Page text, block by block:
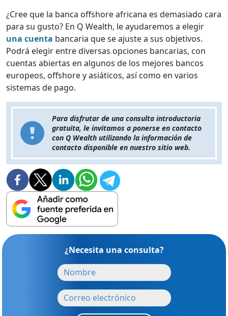
¿Cree que la banca offshore africana es demasiado cara
para su gusto? En Q Wealth, le ayudaremos a elegir
una cuenta bancaria que se ajuste a sus objetivos.
Podrá elegir entre diversas opciones bancarias, con
cuentas abiertas en algunos de los mejores bancos
europeos, offshore y asiáticos, así como en varios
sistemas de pago.
Para disfrutar de una consulta introductoria
gratuita, le invitamos a ponerse en contacto
con Q Wealth utilizando la información de
contacto disponible en nuestro sitio web.
¿Necesita una consulta?